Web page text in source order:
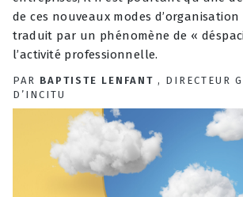
de ces nouveaux modes
traduit par un phénomène de «
l’activité professionnelle.
PAR BAPTISTE LENFANT , DIRECTEUR
D’INCITU